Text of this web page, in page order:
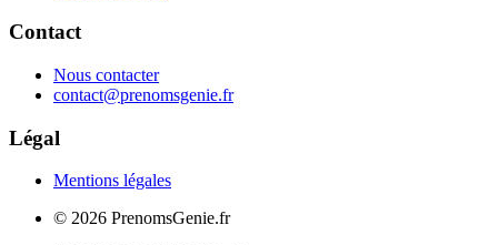
Contact
Nous contacter
contact@prenomsgenie.fr
Légal
Mentions légales
© 2026 PrenomsGenie.fr